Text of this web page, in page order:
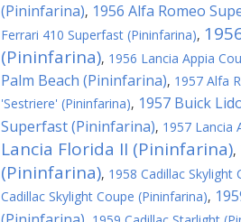
(Pininfarina), 1956 Alfa Romeo
Ferrari 410 Superfast (Pininfarina),
(Pininfarina), 1956 Lancia Appia
Palm Beach (Pininfarina), 1957 Alfa
'Sestriere' (Pininfarina), 1957 Buick
Superfast (Pininfarina), 1957 Lancia
Lancia Florida II (Pininfarina),
(Pininfarina), 1958 Cadillac Skylight
Cadillac Skylight Coupe (Pininfarina),